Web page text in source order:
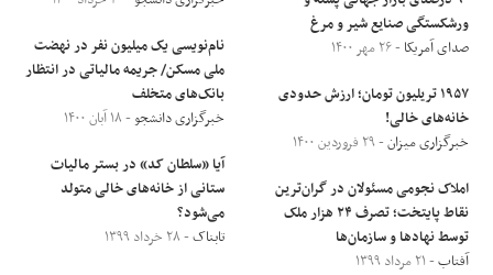
ورشکستگی صنایع شیر و مرغ
صدای آمریکا - ۲۶ مهر ۱۴۰۰
۱۹۵۷ تریلیون تومان؛ ارزش حدودی
خانه‌های خالی!
خبرگزاری میزان- ۲۹ فروردین ۱۴۰۰
املاک نجومی مسئولان در گران‌ترین
نقاط پایتخت؛ تصرف ۲۴ هزار ملک
توسط نهاد‌ها و سازمان‌ها
آفتاب- ۲۱ مرداد ۱۳۹۹
نام‌نویسی یک میلیون نفر در نهضت
ملی مسکن/ جریمه مالیاتی در انتظار
بانک‌های متخلف
خبرگزاری دانشجو- ۱۸ آبان ۱۴۰۰
آیا «سلطان کد» در بستر مالیات
ستانی از خانه‌های خالی متولد
می‌شود؟
تابناک- ۲۸ خرداد ۱۳۹۹